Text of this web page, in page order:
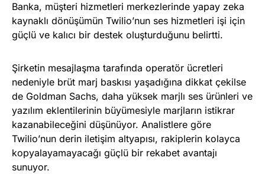
Banka, müşteri hizmetleri merkezlerinde yapay zeka
kaynaklı dönüşümün Twilio’nun ses hizmetleri işi için
güçlü ve kalıcı bir destek oluşturduğunu belirtti.
Şirketin mesajlaşma tarafında operatör ücretleri
nedeniyle brüt marj baskısı yaşadığına dikkat çekilse
de Goldman Sachs, daha yüksek marjlı ses ürünleri ve
yazılım eklentilerinin büyümesiyle marjların istikrar
kazanabileceğini düşünüyor. Analistlere göre
Twilio’nun derin iletişim altyapısı, rakiplerin kolayca
kopyalayamayacağı güçlü bir rekabet avantajı
sunuyor.